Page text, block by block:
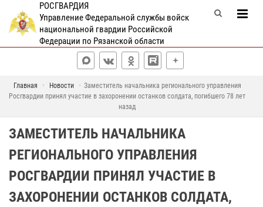
РОСГВАРДИЯ
Управление Федеральной службы войск
национальной гвардии Российской
Федерации по Рязанской области
Главная Новости
Заместитель начальника регионального управления
Росгвардии принял участие в захоронении останков солдата, погибшего 78 лет
назад
ЗАМЕСТИТЕЛЬ НАЧАЛЬНИКА
РЕГИОНАЛЬНОГО УПРАВЛЕНИЯ
РОСГВАРДИИ ПРИНЯЛ УЧАСТИЕ В
ЗАХОРОНЕНИИ ОСТАНКОВ СОЛДАТА,